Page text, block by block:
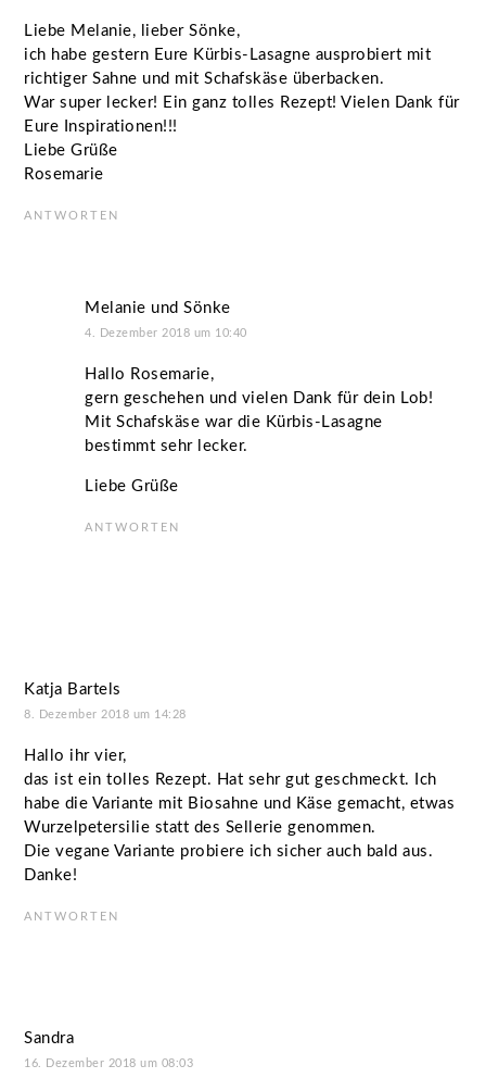
Liebe Melanie, lieber Sönke,
ich habe gestern Eure Kürbis-Lasagne ausprobiert mit
richtiger Sahne und mit Schafskäse überbacken.
War super lecker! Ein ganz tolles Rezept! Vielen Dank für
Eure Inspirationen!!!
Liebe Grüße
Rosemarie
ANTWORTEN
Melanie und Sönke
4. Dezember 2018 um 10:40
Hallo Rosemarie,
gern geschehen und vielen Dank für dein Lob!
Mit Schafskäse war die Kürbis-Lasagne
bestimmt sehr lecker.
Liebe Grüße
ANTWORTEN
Katja Bartels
8. Dezember 2018 um 14:28
Hallo ihr vier,
das ist ein tolles Rezept. Hat sehr gut geschmeckt. Ich
habe die Variante mit Biosahne und Käse gemacht, etwas
Wurzelpetersilie statt des Sellerie genommen.
Die vegane Variante probiere ich sicher auch bald aus.
Danke!
ANTWORTEN
Sandra
16. Dezember 2018 um 08:03